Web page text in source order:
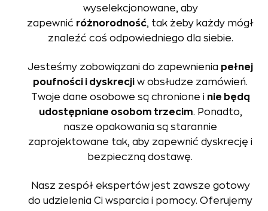
wyselekcjonowane, aby
zapewnić różnorodność, tak żeby każdy mógł
znaleźć coś odpowiedniego dla siebie.
Jesteśmy zobowiązani do zapewnienia pełnej
poufności i dyskrecji w obsłudze zamówień.
Twoje dane osobowe są chronione i nie będą
udostępniane osobom trzecim. Ponadto,
nasze opakowania są starannie
zaprojektowane tak, aby zapewnić dyskrecję i
bezpieczną dostawę.
Nasz zespół ekspertów jest zawsze gotowy
do udzielenia Ci wsparcia i pomocy. Oferujemy